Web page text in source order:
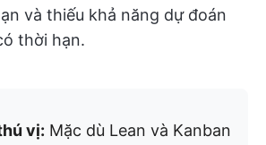
và thiếu khả năng dự đoán
thời hạn.
vị: Mặc dù Lean và Kanban